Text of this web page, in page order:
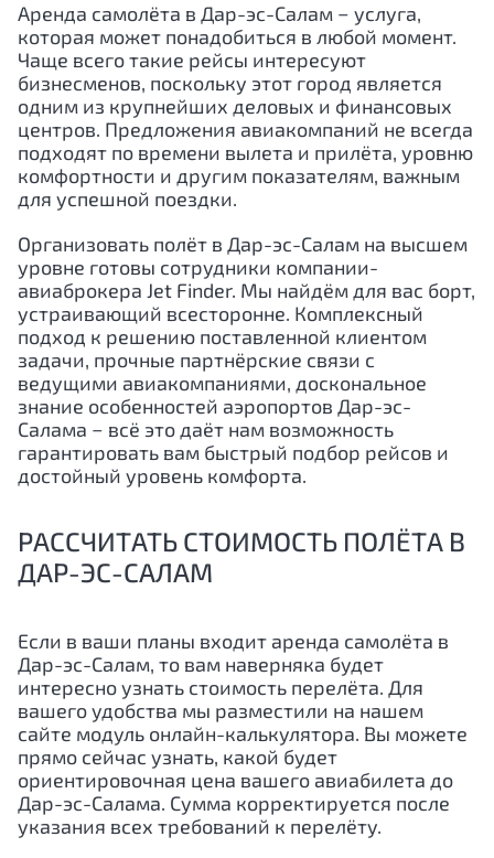
Аренда самолёта в Дар-эс-Салам − услуга,
которая может понадобиться в любой момент.
Чаще всего такие рейсы интересуют
бизнесменов, поскольку этот город является
одним из крупнейших деловых и финансовых
центров. Предложения авиакомпаний не всегда
подходят по времени вылета и прилёта, уровню
комфортности и другим показателям, важным
для успешной поездки.
Организовать полёт в Дар-эс-Салам на высшем
уровне готовы сотрудники компании-
авиаброкера Jet Finder. Мы найдём для вас борт,
устраивающий всесторонне. Комплексный
подход к решению поставленной клиентом
задачи, прочные партнёрские связи с
ведущими авиакомпаниями, доскональное
знание особенностей аэропортов Дар-эс-
Салама − всё это даёт нам возможность
гарантировать вам быстрый подбор рейсов и
достойный уровень комфорта.
РАССЧИТАТЬ СТОИМОСТЬ ПОЛЁТА В
ДАР-ЭС-САЛАМ
Если в ваши планы входит аренда самолёта в
Дар-эс-Салам, то вам наверняка будет
интересно узнать стоимость перелёта. Для
вашего удобства мы разместили на нашем
сайте модуль онлайн-калькулятора. Вы можете
прямо сейчас узнать, какой будет
ориентировочная цена вашего авиабилета до
Дар-эс-Салама. Сумма корректируется после
указания всех требований к перелёту.